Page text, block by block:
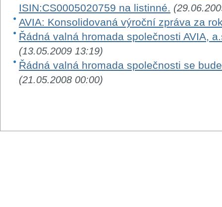
ISIN:CS0005020759 na listinné.
AVIA: Konsolidovaná výroční zpráva za
Řádná valná hromada společnosti AVIA,
(13.05.2009 13:19)
Řádná valná hromada společnosti se
(21.05.2008 00:00)